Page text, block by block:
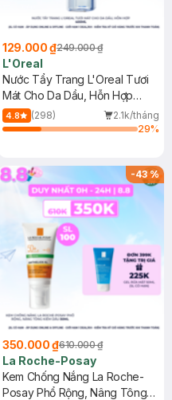
129.000 ₫249.000 ₫
L'Oreal
Nước Tẩy Trang L'Oreal Tươi
Mát Cho Da Dầu, Hỗn Hợp
400ml
4.8 (298)
2.1k/tháng
29%
-43%
350.000 ₫610.000 ₫
La Roche-Posay
Kem Chống Nắng La Roche-
Posay Phổ Rộng, Nâng Tông